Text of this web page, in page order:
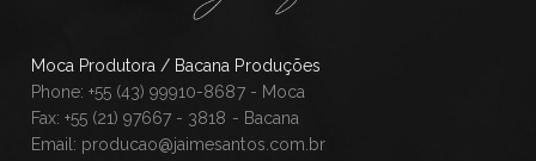
Moca Produtora / Bacana Produções
Phone: +55 (43) 99910-8687 - Moca
Fax: +55 (21) 97667 - 3818 - Bacana
Email: producao@jaimesantos.com.br